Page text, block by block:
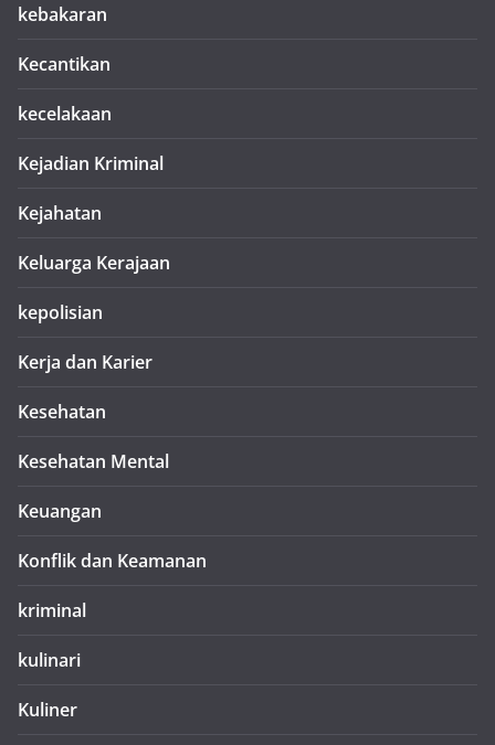
kebakaran
Kecantikan
kecelakaan
Kejadian Kriminal
Kejahatan
Keluarga Kerajaan
kepolisian
Kerja dan Karier
Kesehatan
Kesehatan Mental
Keuangan
Konflik dan Keamanan
kriminal
kulinari
Kuliner